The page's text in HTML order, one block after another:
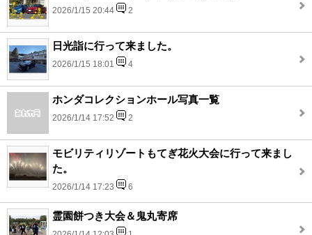
2026/1/15 20:44 2
日光詣に行って来ました。
2026/1/15 18:01 4
ホンダコレクションホール写真一覧
2026/1/14 17:52 2
モビリティリゾートもてぎ花火大会に行って来まし
た。
2026/1/14 17:23 6
霊園餅つき大会＆鬼丸寄席